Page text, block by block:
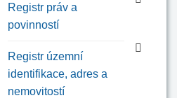
Registr práv a
povinností
Registr územní
identifikace, adres a
nemovitostí